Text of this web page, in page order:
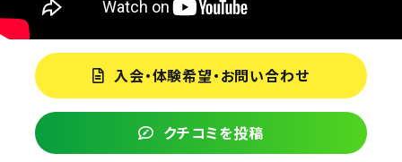
入会・体験希望・お問い合わせ
クチコミを投稿